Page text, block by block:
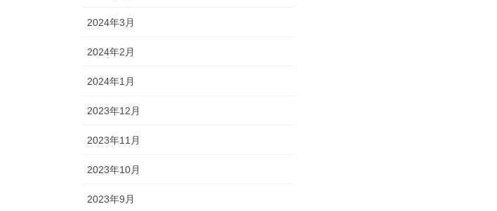
2024年3月
2024年2月
2024年1月
2023年12月
2023年11月
2023年10月
2023年9月